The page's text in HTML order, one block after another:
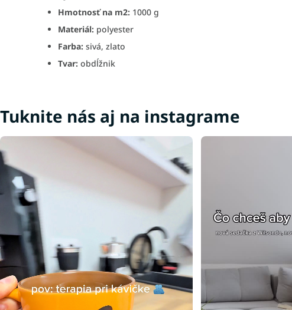
Hmotnosť na m2: 1000 g
Materiál: polyester
Farba: sivá, zlato
Tvar: obdĺžnik
Tuknite nás aj na instagrame